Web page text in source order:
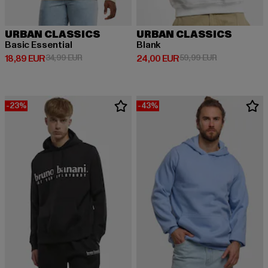
URBAN CLASSICS
Basic Essential
18,89 EUR
Derzeitiger Preis: 18,89 EUR
34,99 EURAktionspreis: 34,99 EUR
URBAN CLASSICS
Blank
24,00 EUR
Derzeitiger Preis: 24,00 EUR
59,99 EURAktionspreis:
-23% -43%